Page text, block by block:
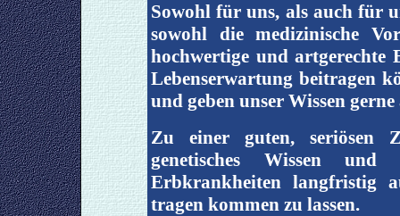
Sowohl für uns, als auch für
sowohl die medizinische
hochwertige und artgerechte
Lebenserwartung beitragen
und geben unser Wissen
Zu einer guten, seriösen
genetisches Wissen
Erbkrankheiten langfristig
tragen kommen zu lassen.